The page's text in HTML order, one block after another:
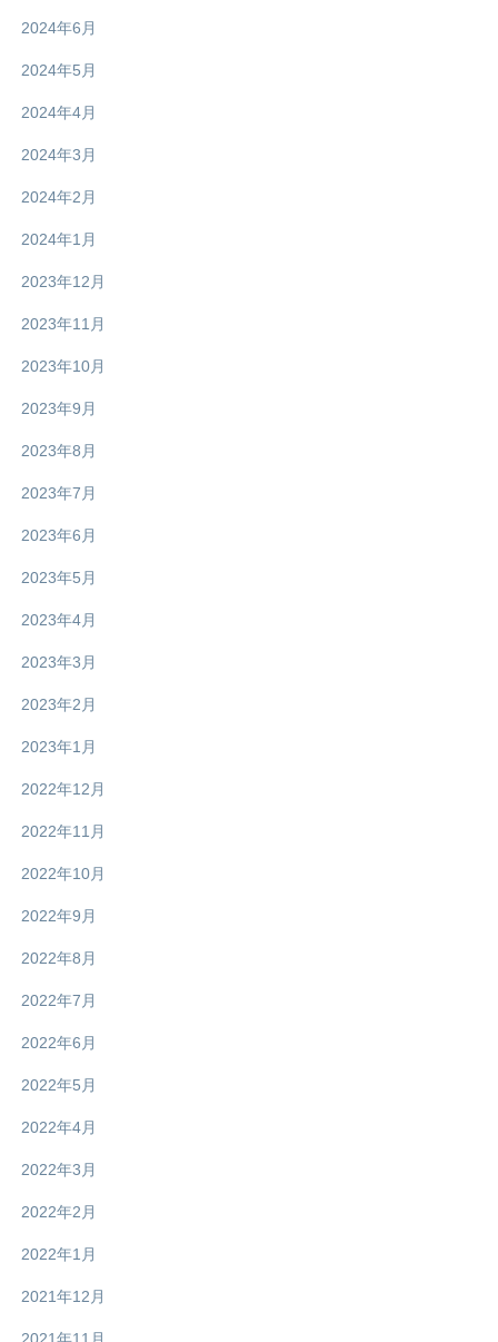
2024年6月
2024年5月
2024年4月
2024年3月
2024年2月
2024年1月
2023年12月
2023年11月
2023年10月
2023年9月
2023年8月
2023年7月
2023年6月
2023年5月
2023年4月
2023年3月
2023年2月
2023年1月
2022年12月
2022年11月
2022年10月
2022年9月
2022年8月
2022年7月
2022年6月
2022年5月
2022年4月
2022年3月
2022年2月
2022年1月
2021年12月
2021年11月